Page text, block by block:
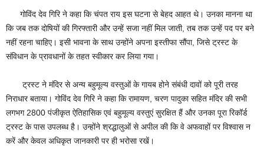
गोविंद देव गिरि ने कहा कि चंपत राय इस घटना से बेहद आहत थे। उनका मानना था
कि जब तक दोषियों की गिरफ्तारी और उन्हें सजा नहीं मिल जाती, तब तक उन्हें पद पर बने
नहीं रहना चाहिए। इसी भावना के साथ उन्होंने अपना इस्तीफा सौंपा, जिसे ट्रस्ट के
संविधान के प्रावधानों के तहत स्वीकार कर लिया गया।
ट्रस्ट ने मंदिर से अन्य बहुमूल्य वस्तुओं के गायब होने संबंधी दावों को पूरी तरह
निराधार बताया। गोविंद देव गिरि ने कहा कि रामायण, चरण पादुका सहित मंदिर की सभी
लगभग 2800 पंजीकृत ऐतिहासिक एवं बहुमूल्य वस्तुएं सुरक्षित हैं और उनका पूरा रिकॉर्ड
ट्रस्ट के पास उपलब्ध है। उन्होंने श्रद्धालुओं से अपील की कि वे अफवाहों पर विश्वास न
करें और केवल अधिकृत जानकारी पर ही भरोसा रखें।